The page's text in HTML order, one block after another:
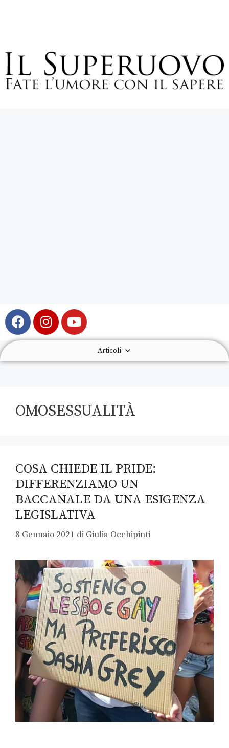
Articoli
OMOSESSUALITÀ
COSA CHIEDE IL PRIDE:
DIFFERENZIAMO UN
BACCANALE DA UNA ESIGENZA
LEGISLATIVA
8 Gennaio 2021 di Giulia Occhipinti